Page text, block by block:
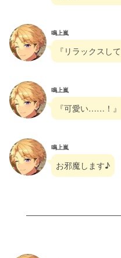
鳴上嵐
『リラックスし
鳴上嵐
『可愛い……！』
鳴上嵐
お邪魔します♪